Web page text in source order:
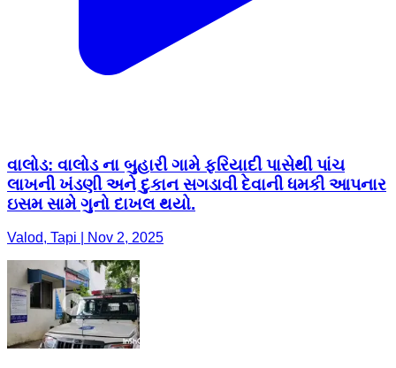
વાલોડ: વાલોડ ના બુહારી ગામે ફરિયાદી પાસેથી પાંચ
લાખની ખંડણી અને દુકાન સગડાવી દેવાની ધમકી આપનાર
ઇસમ સામે ગુનો દાખલ થયો.
Valod, Tapi | Nov 2, 2025